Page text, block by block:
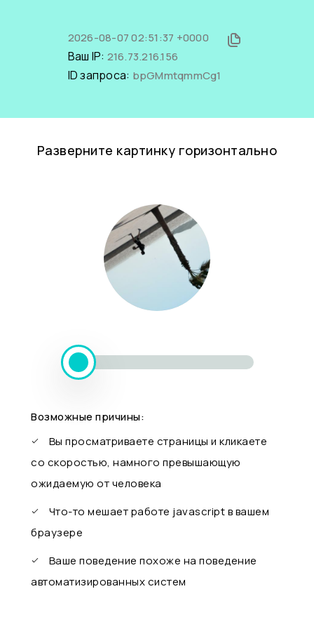
2026-08-07 02:51:37 +0000
Ваш IP: 216.73.216.156
ID запроса: bpGMmtqmmCg1
Разверните картинку горизонтально
Возможные причины:
Вы просматриваете страницы и кликаете
со скоростью, намного превышающую
ожидаемую от человека
Что-то мешает работе javascript в вашем
браузере
Ваше поведение похоже на поведение
автоматизированных систем